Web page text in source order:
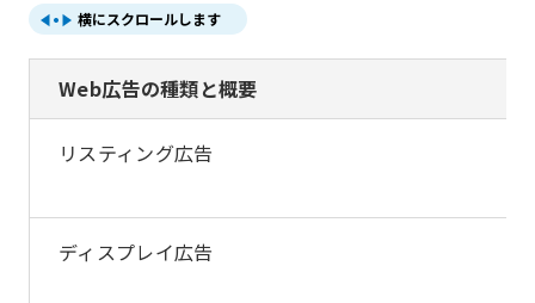
横にスクロールします
Web広告の種類と概要
リスティング広告
ディスプレイ広告